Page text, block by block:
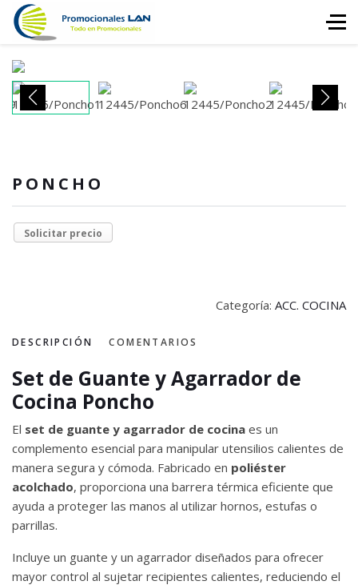
PONCHO
Solicitar precio
Categoría: ACC. COCINA
DESCRIPCIÓN COMENTARIOS
Set de Guante y Agarrador de
Cocina Poncho
El set de guante y agarrador de cocina es un
complemento esencial para manipular utensilios calientes de
manera segura y cómoda. Fabricado en poliéster
acolchado, proporciona una barrera térmica eficiente que
ayuda a proteger las manos al utilizar hornos, estufas o
parrillas.
Incluye un guante y un agarrador diseñados para ofrecer
mayor control al sujetar recipientes calientes, reduciendo el